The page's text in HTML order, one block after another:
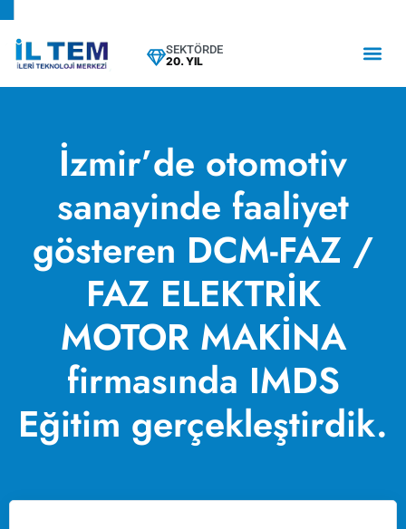
SEKTÖRDE
20. YIL
İzmir’de otomotiv
sanayinde faaliyet
gösteren DCM-FAZ /
FAZ ELEKTRİK
MOTOR MAKİNA
firmasında IMDS
Eğitim gerçekleştirdik.